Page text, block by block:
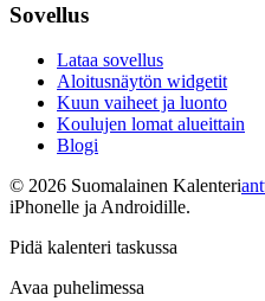
Sovellus
Lataa sovellus
Aloitusnäytön widgetit
Kuun vaiheet ja luonto
Koulujen lomat alueittain
Blogi
© 2026 Suomalainen Kalenteri
iPhonelle ja Androidille.
Pidä kalenteri taskussa
Avaa puhelimessa